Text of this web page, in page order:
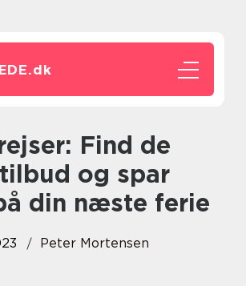
dk
og spar
din næste ferie
Peter Mortensen